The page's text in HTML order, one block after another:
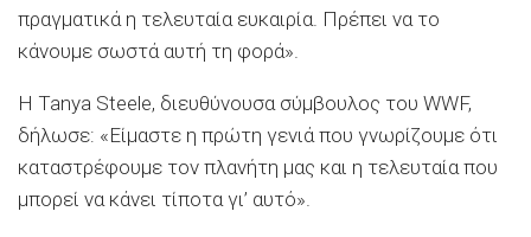
πραγματικά η τελευταία ευκαιρία. Πρέπει να το
κάνουμε σωστά αυτή τη φορά».
Η Tanya Steele, διευθύνουσα σύμβουλος του WWF,
δήλωσε: «Είμαστε η πρώτη γενιά που γνωρίζουμε ότι
καταστρέφουμε τον πλανήτη μας και η τελευταία που
μπορεί να κάνει τίποτα γι’ αυτό».